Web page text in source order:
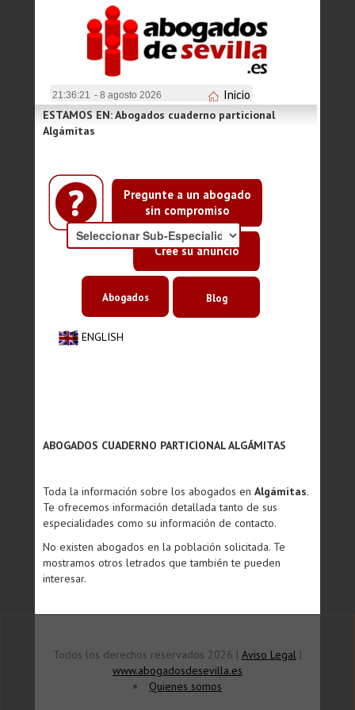
21:36:21 - 8 agosto 2026 Inicio
Pregunte a un abogado
sin compromiso
Cree su anuncio
ESTAMOS EN: Abogados cuaderno particional
Algámitas
ENGLISH
Abogados Blog
ABOGADOS CUADERNO PARTICIONAL ALGÁMITAS
Toda la información sobre los abogados en Algámitas.
Te ofrecemos información detallada tanto de sus
especialidades como su información de contacto.
No existen abogados en la población solicitada. Te
mostramos otros letrados que también te pueden
interesar.
Todos los derechos reservados 2026 | Aviso Legal |
www.abogadosdesevilla.es
Quienes somos